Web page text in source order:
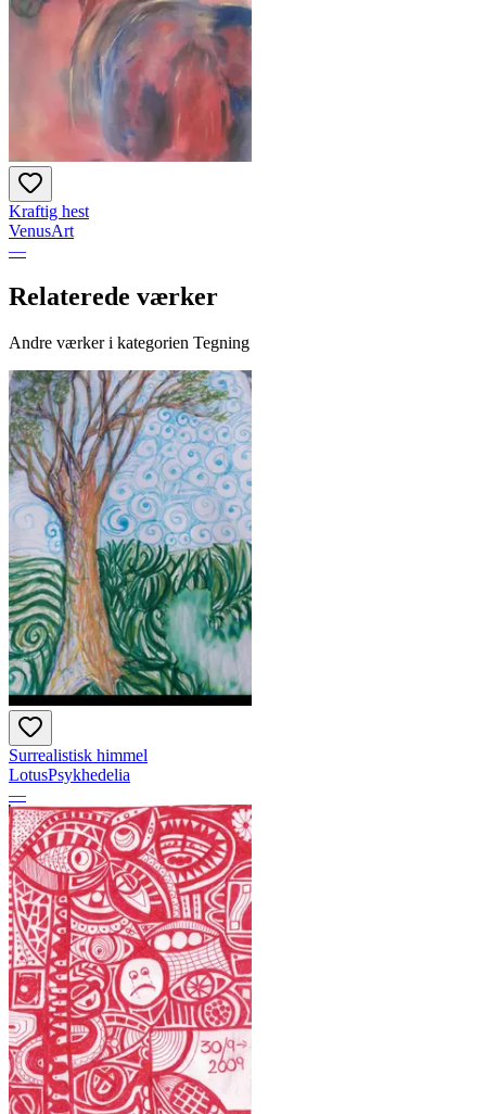
Kraftig hest
VenusArt
—
Relaterede værker
Andre værker i kategorien Tegning
Surrealistisk himmel
LotusPsykhedelia
—